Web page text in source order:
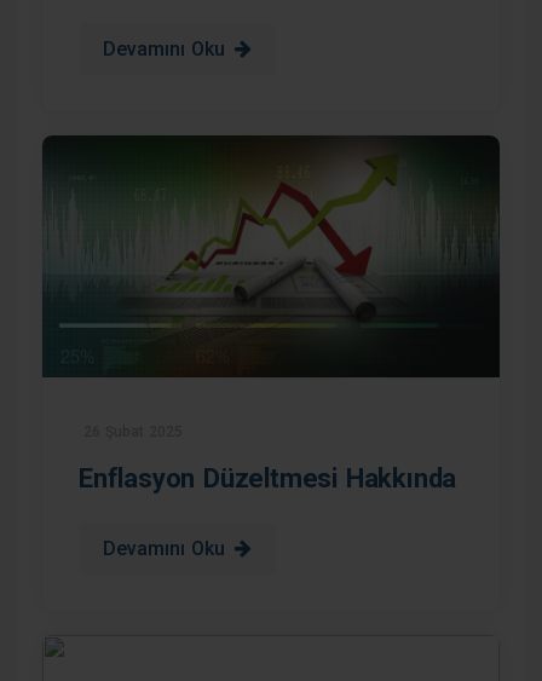
Devamını Oku
Enflasyon Düzeltmesi Hakkında
Devamını Oku